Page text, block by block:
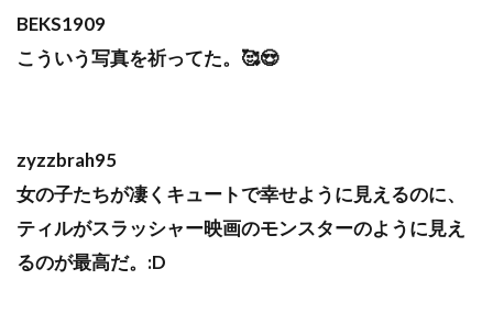
BEKS1909
こういう写真を祈ってた。🥰😍
zyzzbrah95
女の子たちが凄くキュートで幸せように見えるのに、
ティルがスラッシャー映画のモンスターのように見え
るのが最高だ。:D